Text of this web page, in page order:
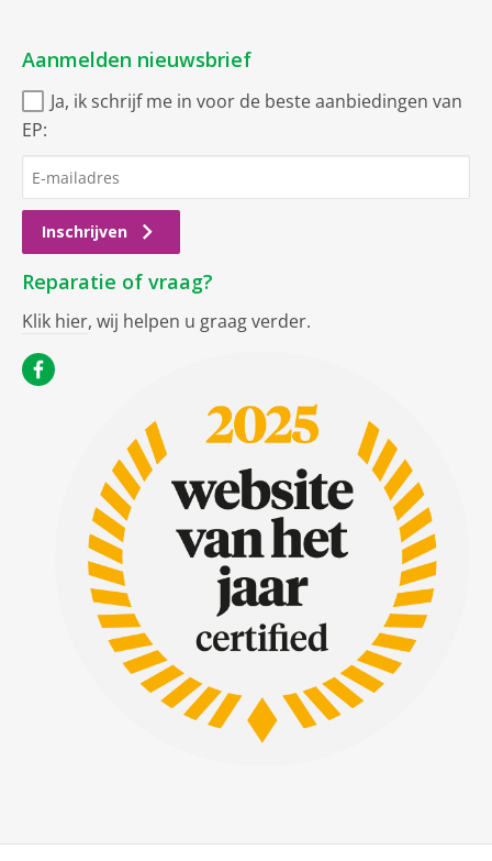
Aanmelden nieuwsbrief
Ja, ik schrijf me in voor de beste aanbiedingen van
EP:
Inschrijven
Reparatie of vraag?
Klik hier, wij helpen u graag verder.